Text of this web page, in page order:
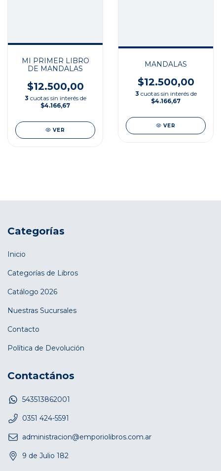
MI PRIMER LIBRO
DE MANDALAS
$12.500,00
3 cuotas sin interés de
$4.166,67
VER
MANDALAS
$12.500,00
3 cuotas sin interés de
$4.166,67
VER
Categorías
Inicio
Categorías de Libros
Catálogo 2026
Nuestras Sucursales
Contacto
Política de Devolución
Contactános
543513862001
0351 424-5591
administracion@emporiolibros.com.ar
9 de Julio 182